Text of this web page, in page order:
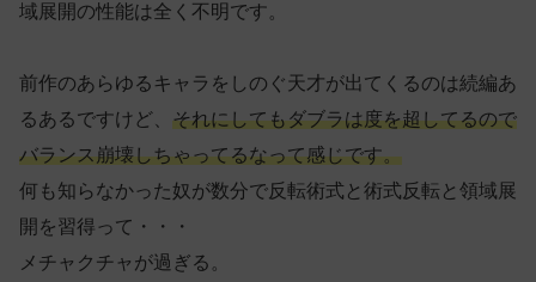
域展開の性能は全く不明です。
前作のあらゆるキャラをしのぐ天才が出てくるのは続編あ
るあるですけど、 それにしてもダブラは度を超してるので
バランス崩壊しちゃってるなって感じです。
何も知らなかった奴が数分で反転術式と術式反転と領域展
開を習得って・・・
メチャクチャが過ぎる。